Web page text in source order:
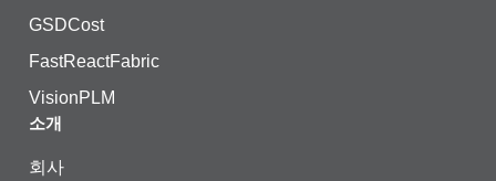
GSDCost
FastReactFabric
VisionPLM
소개
회사